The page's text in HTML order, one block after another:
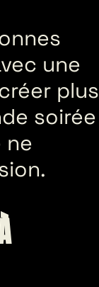
une
plus
soirée
ne